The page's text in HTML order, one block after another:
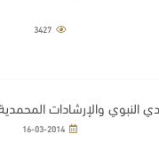
3427
النبوي والإرشادات
16-03-2014